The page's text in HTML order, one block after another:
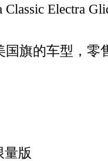
Electra
旗的车型，零
版